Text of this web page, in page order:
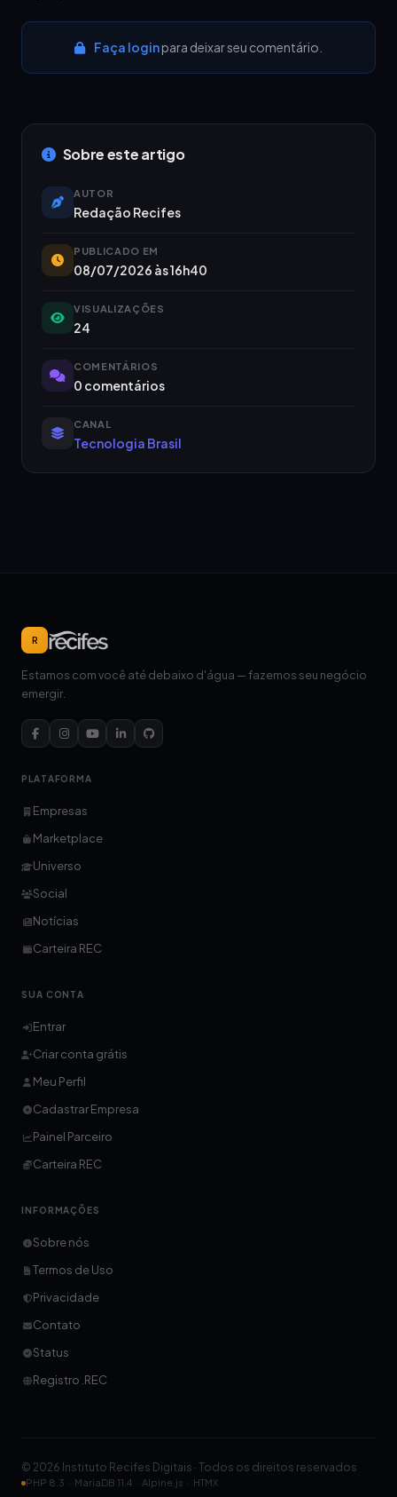
Faça loginpara deixar seu comentário.
Sobre este artigo
AUTOR
Redação Recifes
PUBLICADO EM
08/07/2026 às 16h40
VISUALIZAÇÕES
24
COMENTÁRIOS
0 comentários
CANAL
Tecnologia Brasil
R
Estamos com você até debaixo d'água — fazemos seu negócio
emergir.
PLATAFORMA
Empresas
Marketplace
Universo
Social
Notícias
Carteira REC
SUA CONTA
Entrar
Criar conta grátis
Meu Perfil
Cadastrar Empresa
Painel Parceiro
Carteira REC
INFORMAÇÕES
Sobre nós
Termos de Uso
Privacidade
Contato
Status
Registro .REC
© 2026 Instituto Recifes Digitais · Todos os direitos reservados
PHP 8.3 · MariaDB 11.4 · Alpine.js · HTMX